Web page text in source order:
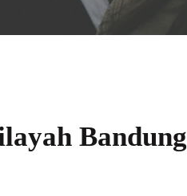
Bandung